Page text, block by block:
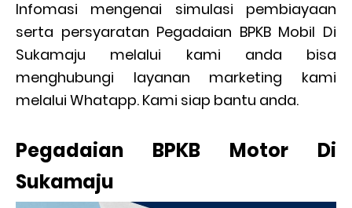
Infomasi mengenai simulasi pembiayaan
serta persyaratan Pegadaian BPKB Mobil Di
Sukamaju melalui kami anda bisa
menghubungi layanan marketing kami
melalui Whatapp. Kami siap bantu anda.
Pegadaian BPKB Motor Di
Sukamaju